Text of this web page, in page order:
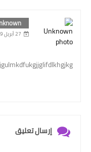
27 أبريل 2019 في 1:04 م
إرسال تعليق